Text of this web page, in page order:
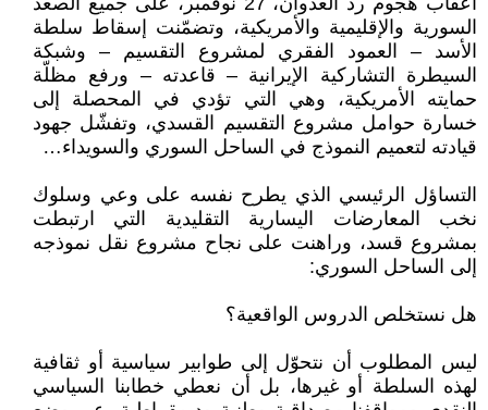
السورية والإقليمية والأمريكية، وتضمّنت إسقاط سلطة
الأسد – العمود الفقري لمشروع التقسيم – وشبكة
السيطرة التشاركية الإيرانية – قاعدته – ورفع مظلّة
حمايته الأمريكية، وهي التي تؤدي في المحصلة إلى
خسارة حوامل مشروع التقسيم القسدي، وتفشّل جهود
قيادته لتعميم النموذج في الساحل السوري والسويداء…
التساؤل الرئيسي الذي يطرح نفسه على وعي وسلوك
نخب المعارضات اليسارية التقليدية التي ارتبطت
بمشروع قسد، وراهنت على نجاح مشروع نقل نموذجه
إلى الساحل السوري:
هل نستخلص الدروس الواقعية؟
ليس المطلوب أن نتحوّل إلى طوابير سياسية أو ثقافية
لهذه السلطة أو غيرها، بل أن نعطي خطابنا السياسي